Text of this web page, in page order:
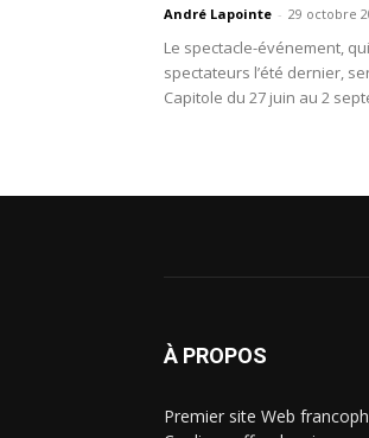
André Lapointe - 29 octobre
Le spectacle-événement,
spectateurs l’été dernier,
Capitole du 27 juin au 2
À PROPOS
Premier site Web